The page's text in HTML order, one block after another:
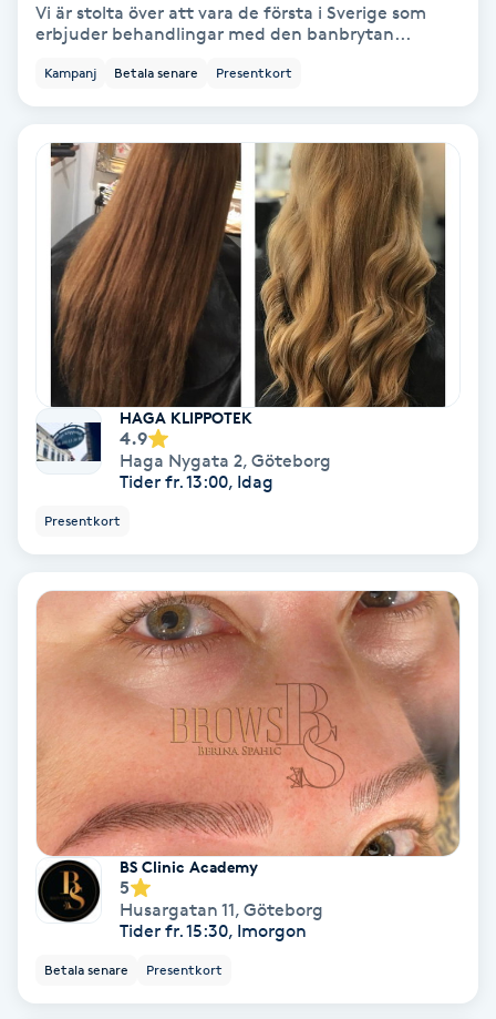
Color correction
Damklippning
Dermapen
Diamantslipning
Enzympeeling
Extensions
Extensions borttagning
Eyeliner-tatuering
Faceliftmassage
Fet hårbotten
Fettreducering
Fibromassage
Vi är stolta över att vara de första i Sverige som
erbjuder behandlingar med den banbrytan...
Kampanj Betala senare Presentkort
HAGA KLIPPOTEK
4.9
Haga Nygata 2, Göteborg
Tider fr. 13:00, Idag
Presentkort
BS Clinic Academy
5
Husargatan 11, Göteborg
Tider fr. 15:30, Imorgon
Betala senare Presentkort